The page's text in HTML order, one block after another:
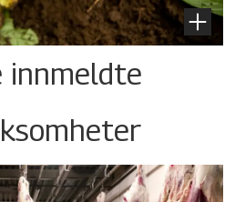
innmeldte